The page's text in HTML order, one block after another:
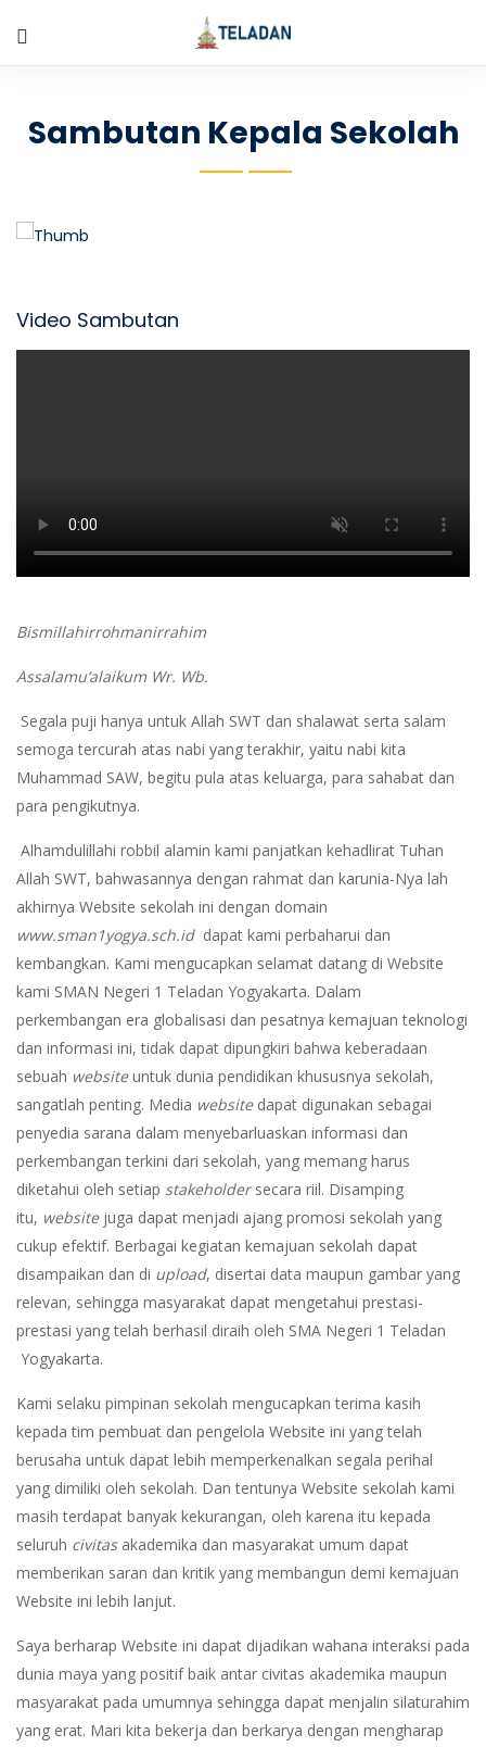
Sambutan Kepala Sekolah
Video Sambutan
Bismillahirrohmanirrahim
Assalamu‘alaikum Wr. Wb.
Segala puji hanya untuk Allah SWT dan shalawat serta salam
semoga tercurah atas nabi yang terakhir, yaitu nabi kita
Muhammad SAW, begitu pula atas keluarga, para sahabat dan
para pengikutnya.
Alhamdulillahi robbil alamin kami panjatkan kehadlirat Tuhan
Allah SWT, bahwasannya dengan rahmat dan karunia-Nya lah
akhirnya Website sekolah ini dengan domain
www.sman1yogya.sch.iddapat kami perbaharui dan
kembangkan. Kami mengucapkan selamat datang di Website
kami SMAN Negeri 1 Teladan Yogyakarta. Dalam
perkembangan era globalisasi dan pesatnya kemajuan teknologi
dan informasi ini, tidak dapat dipungkiri bahwa keberadaan
sebuah websiteuntuk dunia pendidikan khususnya sekolah,
sangatlah penting. Media websitedapat digunakan sebagai
penyedia sarana dalam menyebarluaskan informasi dan
perkembangan terkini dari sekolah, yang memang harus
diketahui oleh setiap stakeholdersecara riil. Disamping
itu, websitejuga dapat menjadi ajang promosi sekolah yang
cukup efektif. Berbagai kegiatan kemajuan sekolah dapat
disampaikan dan di upload, disertai data maupun gambar yang
relevan, sehingga masyarakat dapat mengetahui prestasi-
prestasi yang telah berhasil diraih oleh SMA Negeri 1 Teladan
Yogyakarta.
Kami selaku pimpinan sekolah mengucapkan terima kasih
kepada tim pembuat dan pengelola Website ini yang telah
berusaha untuk dapat lebih memperkenalkan segala perihal
yang dimiliki oleh sekolah. Dan tentunya Website sekolah kami
masih terdapat banyak kekurangan, oleh karena itu kepada
seluruh civitasakademika dan masyarakat umum dapat
memberikan saran dan kritik yang membangun demi kemajuan
Website ini lebih lanjut.
Saya berharap Website ini dapat dijadikan wahana interaksi pada
dunia maya yang positif baik antar civitas akademika maupun
masyarakat pada umumnya sehingga dapat menjalin silaturahim
yang erat. Mari kita bekerja dan berkarya dengan mengharap